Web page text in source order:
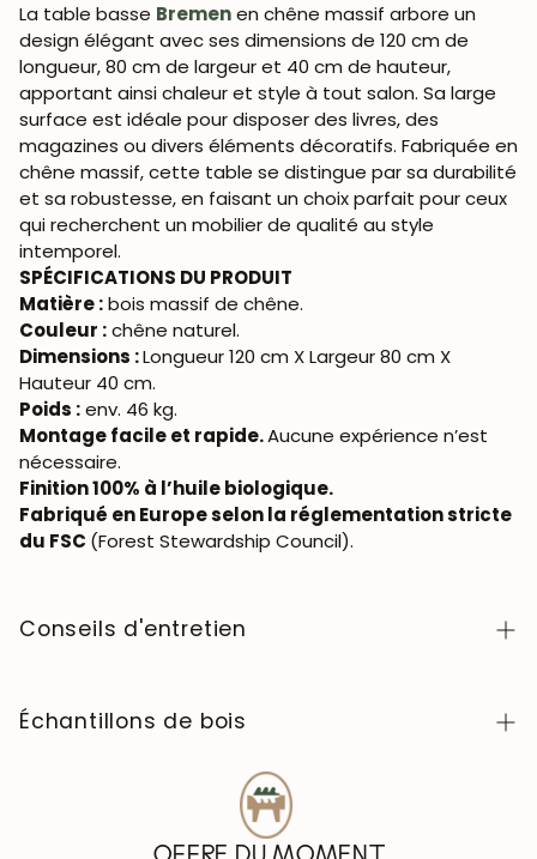
La table basse Bremenen chêne massif arbore un
design élégant avec ses dimensions de 120 cm de
longueur, 80 cm de largeur et 40 cm de hauteur,
apportant ainsi chaleur et style à tout salon. Sa large
surface est idéale pour disposer des livres, des
magazines ou divers éléments décoratifs. Fabriquée en
chêne massif, cette table se distingue par sa durabilité
et sa robustesse, en faisant un choix parfait pour ceux
qui recherchent un mobilier de qualité au style
intemporel.
SPÉCIFICATIONS DU PRODUIT
Matière :bois massif de chêne.
Couleur :chêne naturel.
Dimensions :Longueur 120 cm X Largeur 80 cm X
Hauteur 40 cm.
Poids :env. 46 kg.
Montage facile et rapide.Aucune expérience n’est
nécessaire.
Finition 100% à l’huile biologique.
Fabriqué en Europe selon la réglementation stricte
du FSC (Forest Stewardship Council).
Conseils d'entretien
humide. Évitez tout contact avec des produits
de l’utiliser, nous vous conseillons de cirer la table avec
une cire naturelle pour le bois afin de former une fine
couche de protection pour éviter l'absorption de
liquides. Tous les autres meubles doivent être traités 1
Échantillons de bois
Pour acheter les échantillons de couleurs de bois de la
collection NordicStory, cliquezici